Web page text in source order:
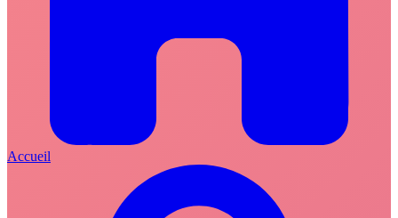
Accueil